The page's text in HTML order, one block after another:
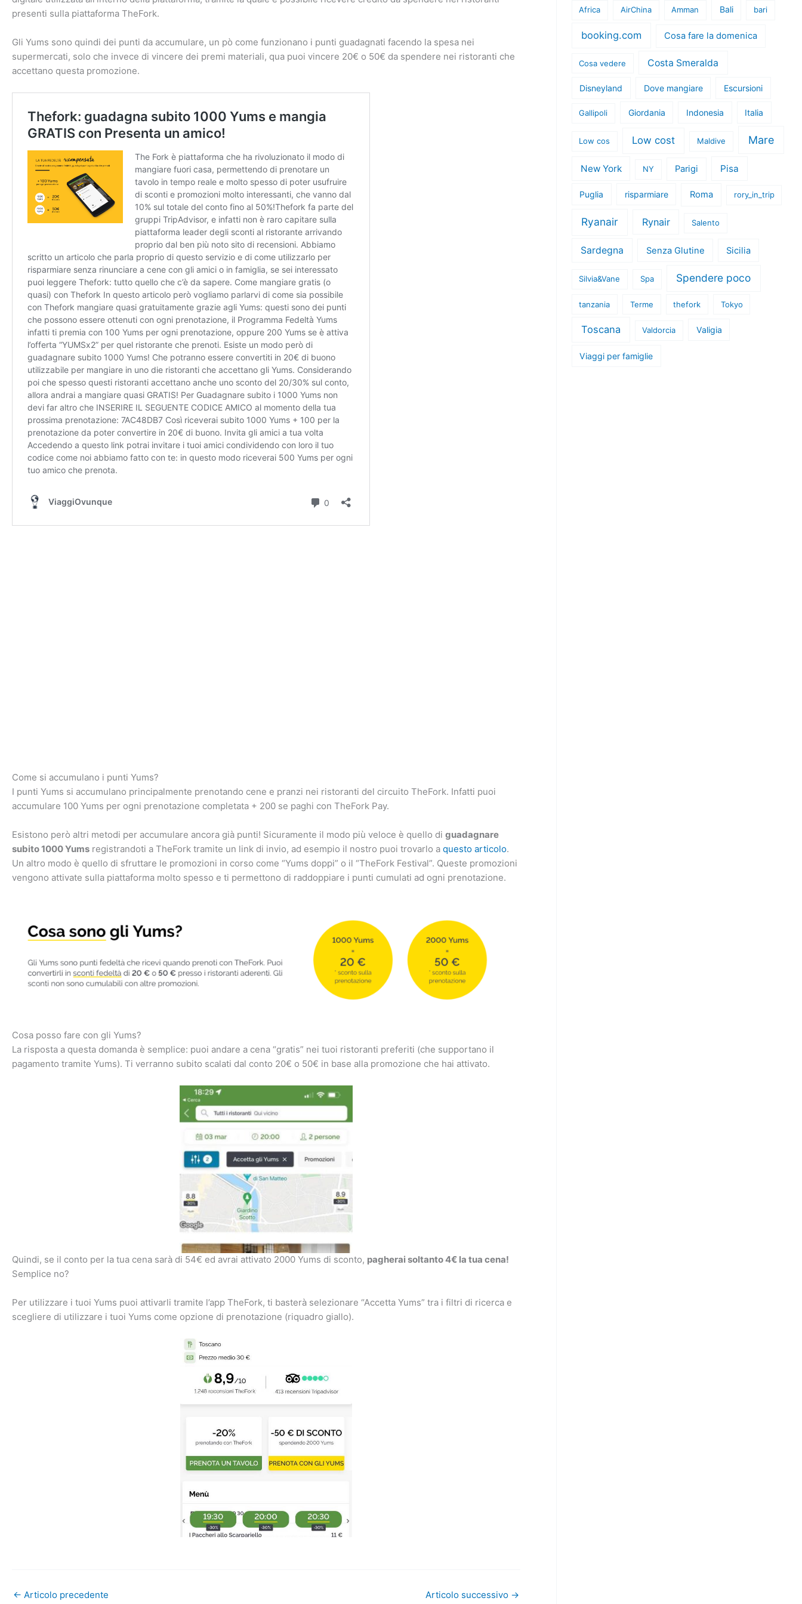
presenti sulla piattaforma TheFork.
Gli Yums sono quindi dei punti da accumulare, un pò come funzionano i punti guadagnati facendo la spesa nei
supermercati, solo che invece di vincere dei premi materiali, qua puoi vincere 20€ o 50€ da spendere nei ristoranti che
accettano questa promozione.
Come si accumulano i punti Yums?
I punti Yums si accumulano principalmente prenotando cene e pranzi nei ristoranti del circuito TheFork. Infatti puoi
accumulare 100 Yums per ogni prenotazione completata + 200 se paghi con TheFork Pay.
Esistono però altri metodi per accumulare ancora già punti! Sicuramente il modo più veloce è quello di guadagnare
subito 1000 Yums registrandoti a TheFork tramite un link di invio, ad esempio il nostro puoi trovarlo a questo articolo.
Un altro modo è quello di sfruttare le promozioni in corso come “Yums doppi” o il “TheFork Festival”. Queste promozioni
vengono attivate sulla piattaforma molto spesso e ti permettono di raddoppiare i punti cumulati ad ogni prenotazione.
Cosa posso fare con gli Yums?
La risposta a questa domanda è semplice: puoi andare a cena “gratis” nei tuoi ristoranti preferiti (che supportano il
pagamento tramite Yums). Ti verranno subito scalati dal conto 20€ o 50€ in base alla promozione che hai attivato.
Quindi, se il conto per la tua cena sarà di 54€ ed avrai attivato 2000 Yums di sconto, pagherai soltanto 4€ la tua cena!
Semplice no?
Per utilizzare i tuoi Yums puoi attivarli tramite l’app TheFork, ti basterà selezionare “Accetta Yums” tra i filtri di ricerca e
scegliere di utilizzare i tuoi Yums come opzione di prenotazione (riquadro giallo).
← Articolo precedente Articolo successivo →
Africa AirChina Amman Bali bari
booking.com Cosa fare la domenica
Cosa vedere Costa Smeralda
Disneyland Dove mangiare Escursioni
Gallipoli Giordania Indonesia Italia
Low cos Low cost Maldive Mare
New York NY Parigi Pisa
Puglia risparmiare Roma rory_in_trip
Ryanair Rynair Salento
Sardegna Senza Glutine Sicilia
Silvia&Vane Spa Spendere poco
tanzania Terme thefork Tokyo
Toscana Valdorcia Valigia
Viaggi per famiglie